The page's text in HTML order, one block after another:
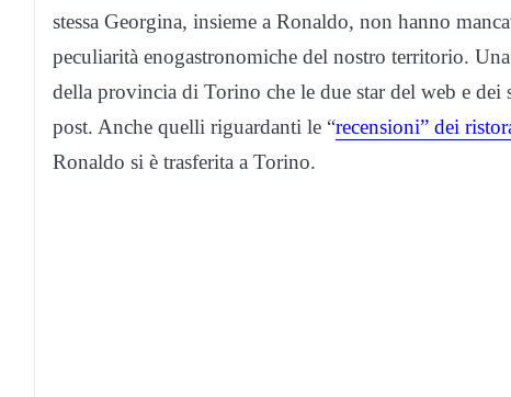
stessa Georgina, insieme a Ronaldo, non hanno
peculiarità enogastronomiche del nostro territorio.
della provincia di Torino che le due star del web e
post. Anche quelli riguardanti le “recensioni” dei
Ronaldo si è trasferita a Torino.